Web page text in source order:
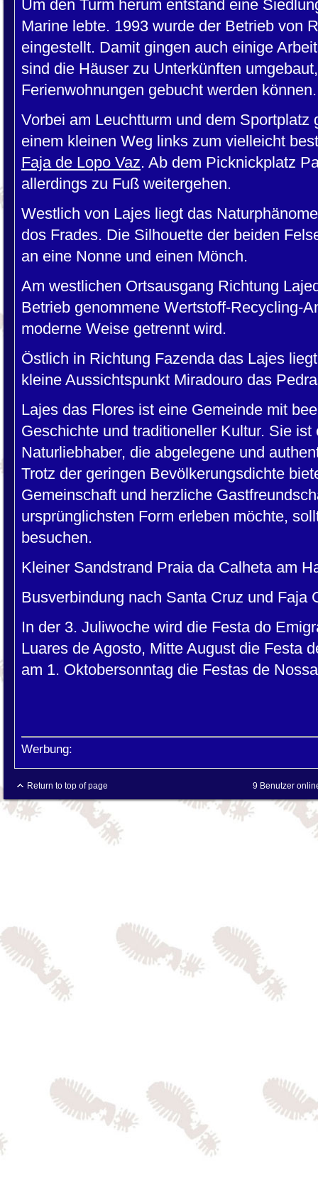
Um den Turm herum entstand eine
Marine lebte. 1993 wurde der Betrieb von
eingestellt. Damit gingen auch einige
sind die Häuser zu Unterkünften
Ferienwohnungen gebucht werden können.
Vorbei am Leuchtturm und dem
einem kleinen Weg links zum vielleicht
Faja de Lopo Vaz. Ab dem Picknickplatz
allerdings zu Fuß weitergehen.
Westlich von Lajes liegt das
dos Frades. Die Silhouette der beiden
an eine Nonne und einen Mönch.
Am westlichen Ortsausgang Richtung
Betrieb genommene Wertstoff-Recycling-
moderne Weise getrennt wird.
Östlich in Richtung Fazenda das Lajes
kleine Aussichtspunkt Miradouro das
Lajes das Flores ist eine Gemeinde mit
Geschichte und traditioneller Kultur. Sie
Naturliebhaber, die abgelegene und
Trotz der geringen Bevölkerungsdichte
Gemeinschaft und herzliche
ursprünglichsten Form erleben möchte,
besuchen.
Kleiner Sandstrand Praia da Calheta am
Busverbindung nach Santa Cruz und Faja
In der 3. Juliwoche wird die Festa do
Luares de Agosto, Mitte August die Festa
am 1. Oktobersonntag die Festas de
Werbung:
Return to top of page 9 Benutzer